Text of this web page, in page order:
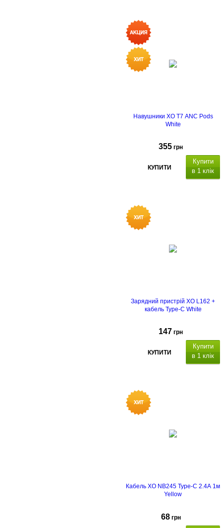
х 2
Навушники XO T7 ANC Pods
White
355 грн
КУПИТИ
Купити
в 1 клік
акумулятора навушників: 30
х 2
Зарядний пристрій XO L162 +
кабель Type-C White
147 грн
КУПИТИ
Купити
в 1 клік
Кабель XO NB245 Type-C 2.4А 1м
Yellow
68 грн